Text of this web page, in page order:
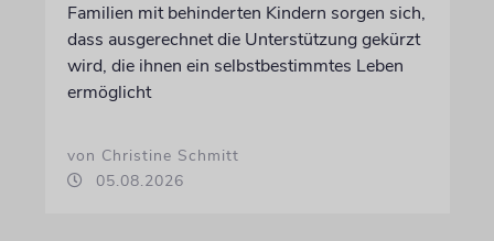
Familien mit behinderten Kindern sorgen sich,
dass ausgerechnet die Unterstützung gekürzt
wird, die ihnen ein selbstbestimmtes Leben
ermöglicht
von Christine Schmitt
05.08.2026